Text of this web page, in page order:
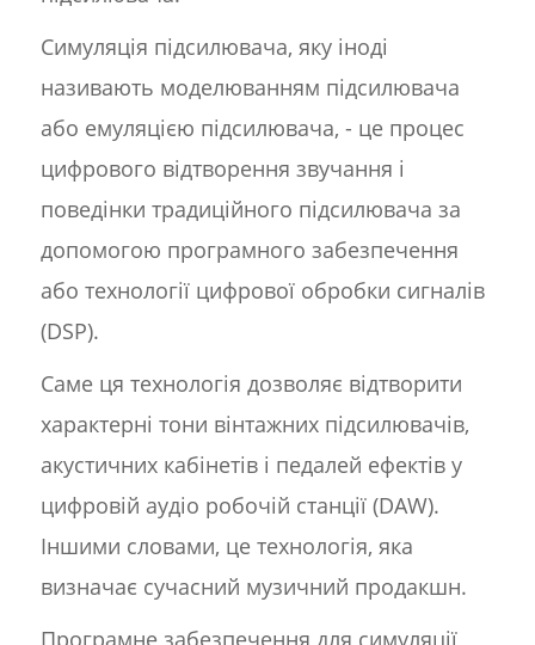
Симуляція підсилювача, яку іноді
називають моделюванням підсилювача
або емуляцією підсилювача, - це процес
цифрового відтворення звучання і
поведінки традиційного підсилювача за
допомогою програмного забезпечення
або технології цифрової обробки сигналів
(DSP).
Саме ця технологія дозволяє відтворити
характерні тони вінтажних підсилювачів,
акустичних кабінетів і педалей ефектів у
цифровій аудіо робочій станції (DAW).
Іншими словами, це технологія, яка
визначає сучасний музичний продакшн.
Програмне забезпечення для симуляції